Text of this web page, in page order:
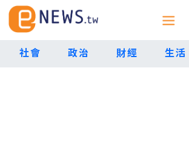
社會 政治 財經 生活